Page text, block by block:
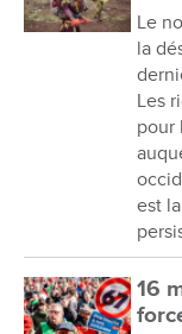
Le
la
Les
pour
est
16